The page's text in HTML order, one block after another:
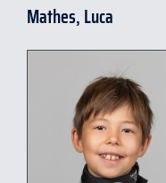
Mathes, Luca